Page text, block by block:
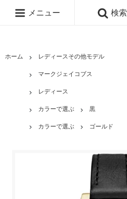
メニュー 検索
ホーム レディースその他モデル
マークジェイコブス
レディース
カラーで選ぶ 黒
カラーで選ぶ ゴールド